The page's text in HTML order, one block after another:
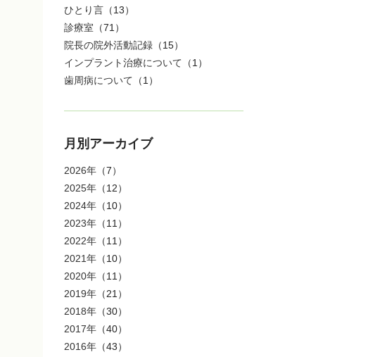
ひとり言 （13）
診療室 （71）
院長の院外活動記録 （15）
インプラント治療について （1）
歯周病について （1）
月別アーカイブ
2026年 （7）
2025年 （12）
2024年 （10）
2023年 （11）
2022年 （11）
2021年 （10）
2020年 （11）
2019年 （21）
2018年 （30）
2017年 （40）
2016年 （43）